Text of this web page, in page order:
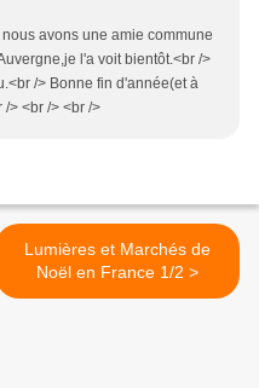
avons une amie commune
l'a voit bientôt.<br />
/> Bonne fin d'année(et à
> <br /> <br />
Lumières et Marchés de
Noël en France 1/2 >